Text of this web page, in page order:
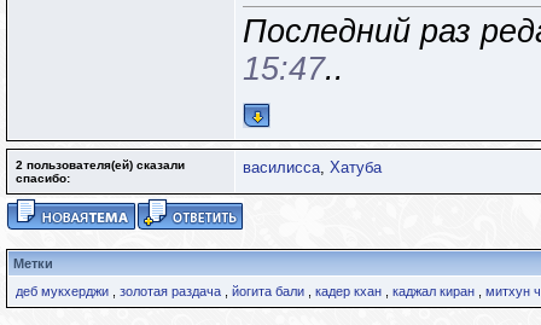
Последний раз
15:47..
2 пользователя(ей) сказали
cпасибо:
василисса, Хатуба
Метки
деб мукхерджи
золотая раздача йогита бали кадер кхан каджал киран митхун